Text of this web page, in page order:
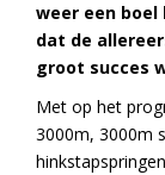
weer een
dat de
groot succes
Met op het
3000m, 3000m